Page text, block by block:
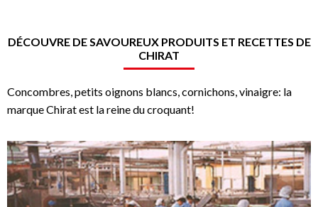
DÉCOUVRE DE SAVOUREUX PRODUITS ET RECETTES DE
CHIRAT
Concombres, petits oignons blancs, cornichons, vinaigre: la
marque Chirat est la reine du croquant!